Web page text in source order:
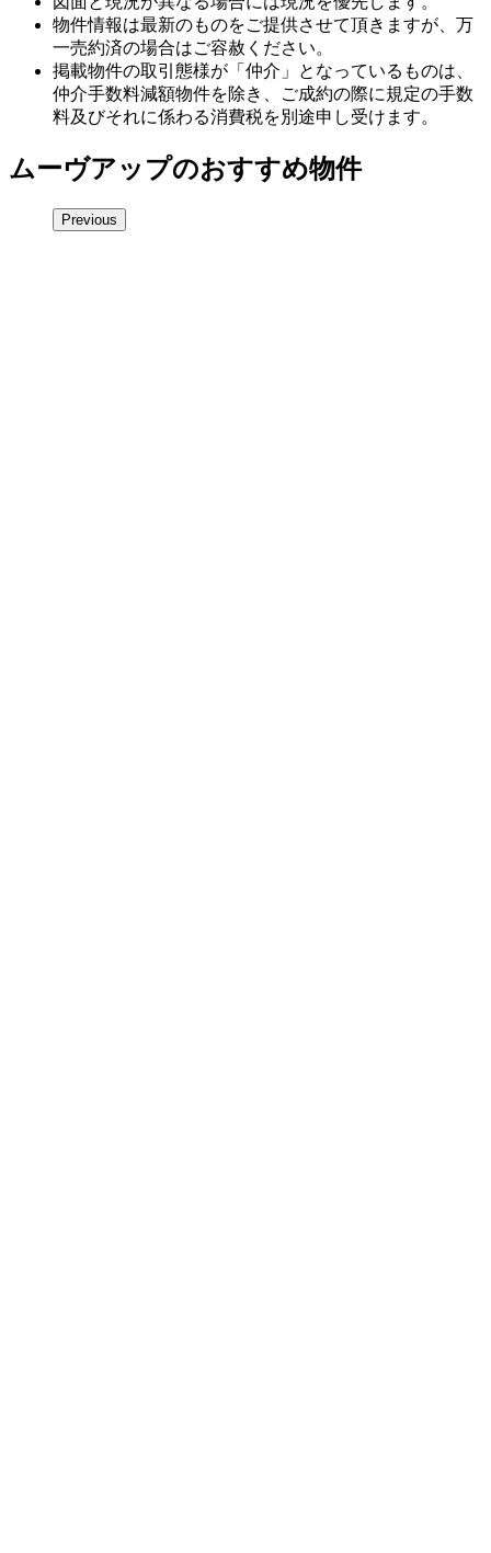
物件情報は最新のものをご提供させて頂きますが、万
一売約済の場合はご容赦ください。
掲載物件の取引態様が「仲介」となっているものは、
仲介手数料減額物件を除き、ご成約の際に規定の手数
料及びそれに係わる消費税を別途申し受けます。
ムーヴアップのおすすめ物件
Previous